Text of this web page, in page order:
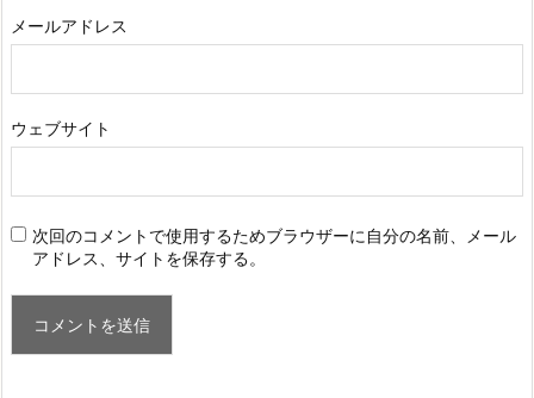
メールアドレス
ウェブサイト
次回のコメントで使用するためブラウザーに自分の名前、メール
アドレス、サイトを保存する。